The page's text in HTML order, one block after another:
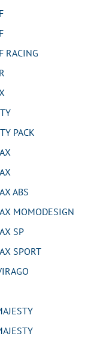
PACK
ABS
MOMODESIGN
SP
SPORT